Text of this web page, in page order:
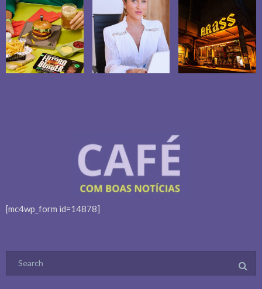
[mc4wp_form id=14878]